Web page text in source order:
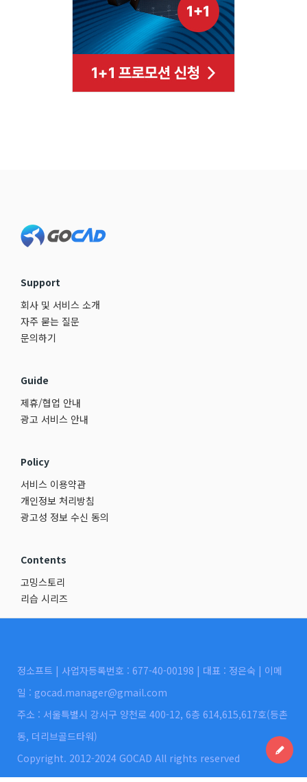
Support
회사 및 서비스 소개
자주 묻는 질문
문의하기
Guide
제휴/협업 안내
광고 서비스 안내
Policy
서비스 이용약관
개인정보 처리방침
광고성 정보 수신 동의
Contents
고밍스토리
리습 시리즈
정소프트 | 사업자등록번호 : 677-40-00198 | 대표 : 정은숙 | 이메
일 : gocad.manager@gmail.com
주소 : 서울특별시 강서구 양천로 400-12, 6층 614,615,617호(등촌
동, 더리브골드타워)
Copyright. 2012-2024 GOCAD All rights reserved